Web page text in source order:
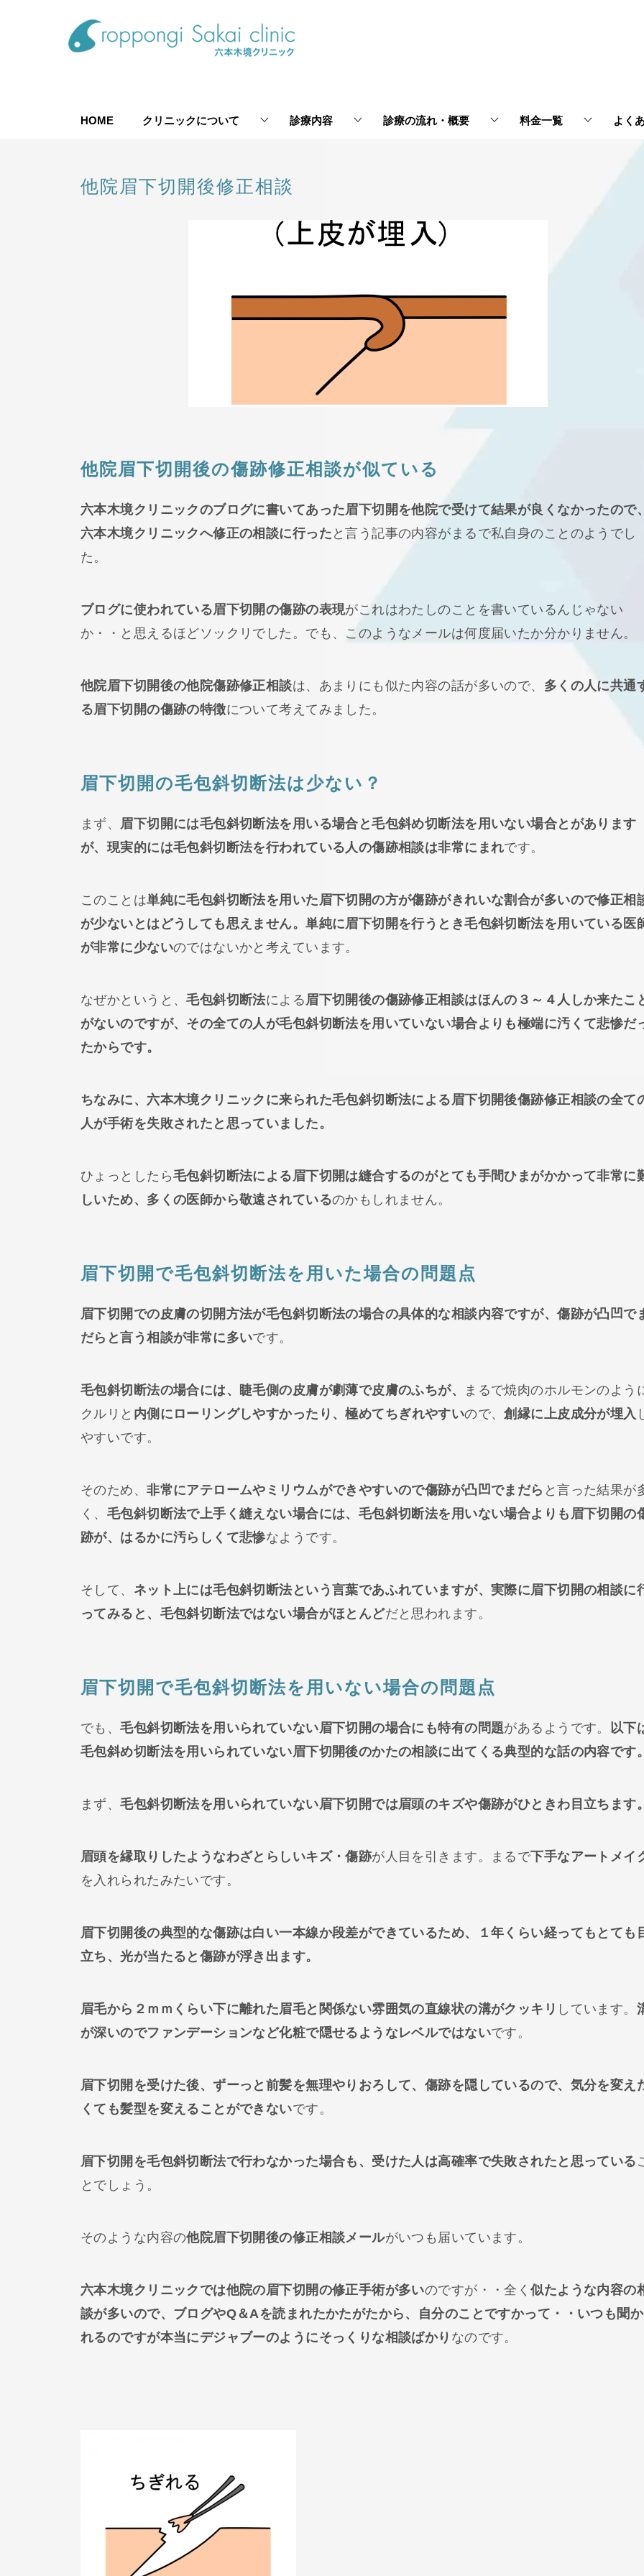
HOME クリニックについて 診療内容 診療の流れ・概要 料金一覧 よく
他院眉下切開後修正相談
他院眉下切開後の傷跡修正相談が似ている
六本木境クリニックのブログに書いてあった眉下切開を他院で受けて結果が良くなかったので
六本木境クリニックへ修正の相談に行ったと言う記事の内容がまるで私自身のことのようでし
た。
ブログに使われている眉下切開の傷跡の表現がこれはわたしのことを書いているんじゃない
か・・と思えるほどソックリでした。でも、このようなメールは何度届いたか分かりません。
他院眉下切開後の他院傷跡修正相談は、あまりにも似た内容の話が多いので、 多くの人に共通
る眉下切開の傷跡の特徴について考えてみました。
眉下切開の毛包斜切断法は少ない？
まず、 眉下切開には毛包斜切断法を用いる場合と毛包斜め切断法を用いない場合とがあります
が、現実的には毛包斜切断法を行われている人の傷跡相談は非常にまれです。
このことは単純に毛包斜切断法を用いた眉下切開の方が傷跡がきれいな割合が多いので修正相
が少ないとはどうしても思えません。単純に眉下切開を行うとき毛包斜切断法を用いている医
が非常に少ないのではないかと考えています。
なぜかというと、毛包斜切断法による眉下切開後の傷跡修正相談はほんの３～４人しか来たこ
がないのですが、 その全ての人が毛包斜切断法を用いていない場合よりも極端に汚くて悲惨だ
たからです。
ちなみに、六本木境クリニックに来られた毛包斜切断法による眉下切開後傷跡修正相談の全て
人が手術を失敗されたと思っていました。
ひょっとしたら毛包斜切断法による眉下切開は縫合するのがとても手間ひまがかかって非常に
しいため、多くの医師から敬遠されているのかもしれません。
眉下切開で毛包斜切断法を用いた場合の問題点
眉下切開での皮膚の切開方法が毛包斜切断法の場合の具体的な相談内容ですが、傷跡が凸凹で
だらと言う相談が非常に多いです。
毛包斜切断法の場合には、睫毛側の皮膚が劇薄で皮膚のふちが、
まるで焼肉のホルモンのよう
クルリと 内側にローリングしやすかったり、極めてちぎれやすいので、創縁に上皮成分が埋入
やすいです。
そのため、非常にアテロームやミリウムができやすいので傷跡が凸凹でまだら と言った結果が
く、 毛包斜切断法で上手く縫えない場合には、毛包斜切断法を用いない場合よりも眉下切開の
跡が、はるかに汚らしくて悲惨なようです。
そして、 ネット上には毛包斜切断法という言葉であふれていますが、実際に眉下切開の相談に
ってみると、毛包斜切断法ではない場合がほとんどだと思われます。
眉下切開で毛包斜切断法を用いない場合の問題点
でも、毛包斜切断法を用いられていない眉下切開の場合にも特有の問題があるようです。
以下
毛包斜め切断法を用いられていない眉下切開後のかたの相談に出てくる典型的な話の内容です
まず、毛包斜切断法を用いられていない眉下切開では眉頭のキズや傷跡がひときわ目立ちます
眉頭を縁取りしたようなわざとらしいキズ・傷跡が人目を引きます。まるで下手なアートメイ
を入れられたみたいです。
眉下切開後の典型的な傷跡は白い一本線か段差ができているため、１年くらい経ってもとても
立ち、光が当たると傷跡が浮き出ます。
眉毛から２ｍｍくらい下に離れた眉毛と関係ない雰囲気の直線状の溝がクッキリ しています。
が深いのでファンデーションなど化粧で隠せるようなレベルではないです。
眉下切開を受けた後、ずーっと前髪を無理やりおろして、傷跡を隠しているので、気分を変え
くても髪型を変えることができないです。
眉下切開を毛包斜切断法で行わなかった場合も、受けた人は高確率で失敗されたと思っている
とでしょう。
そのような内容の他院眉下切開後の修正相談メールがいつも届いています。
六本木境クリニックでは他院の眉下切開の修正手術が多いのですが・・全く似たような内容の
談が多いので、ブログやQ＆Aを読まれたかたがたから、自分のことですかって・・いつも聞か
れるのですが本当にデジャブーのようにそっくりな相談ばかり なのです。